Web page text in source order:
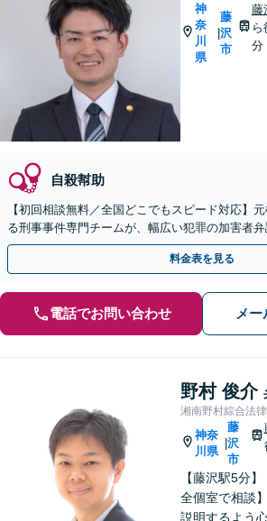
神
奈
川
県
|
藤
沢
市
藤
ら
分
自殺幇助
【初回相談無料／全国どこでもスピード対応】
る刑事事件専門チームが、幅広い犯罪の加害者弁
料金表を見る
電話でお問い合わせ メ
野村 俊介
湘南野村綜合法
神奈
川県
藤
沢
市
【藤沢駅5分
全個室で相談
説明するよう